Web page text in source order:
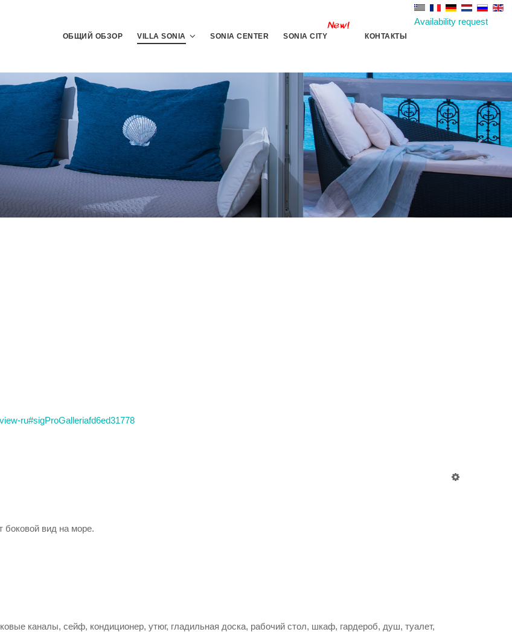
Availability request
ОБЩИЙ ОБЗОР VILLA SONIA SONIA CENTER SONIA CITY КОНТАКТЫ
ru#sigProGalleriafd6ed31778
вид на море.
каналы, сейф, кондиционер, утюг, гладильная доска, рабочий стол, шкаф, гардероб, душ, туалет,